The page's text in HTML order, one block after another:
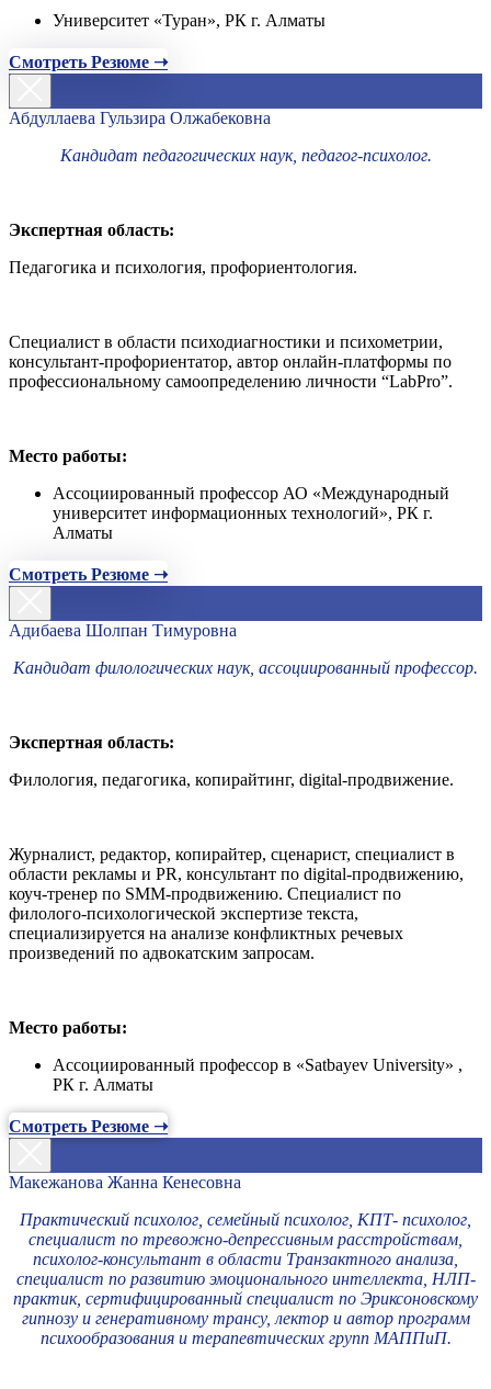
Университет «Туран», РК г. Алматы
Смотреть Резюме ➝
Абдуллаева Гульзира Олжабековна
Кандидат педагогических наук, педагог-психолог.
Экспертная область:
Педагогика и психология, профориентология.
Специалист в области психодиагностики и психометрии,
консультант-профориентатор, автор онлайн-платформы по
профессиональному самоопределению личности “LabPro”.
Место работы:
Ассоциированный профессор АО «Международный
университет информационных технологий», РК г.
Алматы
Смотреть Резюме ➝
Адибаева Шолпан Тимуровна
Кандидат филологических наук, ассоциированный профессор.
Экспертная область:
Филология, педагогика, копирайтинг, digital-продвижение.
Журналист, редактор, копирайтер, сценарист, специалист в
области рекламы и PR, консультант по digital-продвижению,
коуч-тренер по SMM-продвижению. Специалист по
филолого-психологической экспертизе текста,
специализируется на анализе конфликтных речевых
произведений по адвокатским запросам.
Место работы:
Ассоциированный профессор в «Satbayev University» ,
РК г. Алматы
Смотреть Резюме ➝
Макежанова Жанна Кенесовна
Практический психолог, семейный психолог, КПТ- психолог,
специалист по тревожно-депрессивным расстройствам,
психолог-консультант в области Транзактного анализа,
специалист по развитию эмоционального интеллекта, НЛП-
практик, сертифицированный специалист по Эриксоновскому
гипнозу и генеративному трансу, лектор и автор программ
психообразования и терапевтических групп МАППиП.